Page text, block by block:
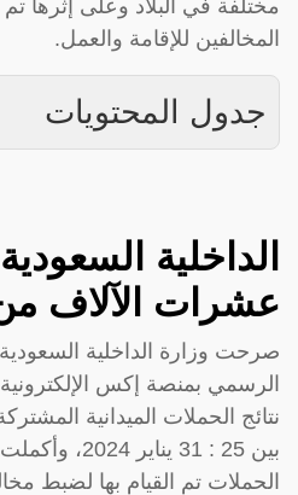
مختلفة في البلاد وعلى إثرها
المخالفين للإقامة والعمل.
جدول المحتويات
الداخلية
عشرات الآلاف
صرحت وزارة الداخلية
الرسمي بمنصة إكس
نتائج الحملات الميدانية
بين 25 : 31
الحملات تم القيام بها لضبط